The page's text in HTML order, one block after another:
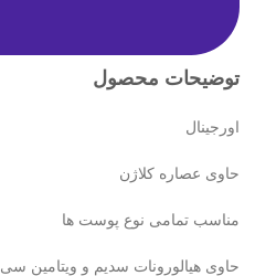
توضیحات محصول
اورجینال
حاوی عصاره کلاژن
مناسب تمامی نوع پوست ها
حاوی هیالورونات سدیم و ویتامین سی